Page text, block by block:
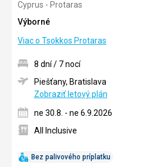
Cyprus - Protaras
Výborné
Viac o Tsokkos Protaras
Bez palivového príplatku
8 dní / 7 nocí
Piešťany, Bratislava
Zobraziť letový plán
ne 30.8. - ne 6.9.2026
All Inclusive